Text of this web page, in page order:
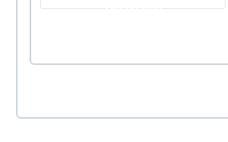
180.00 руб